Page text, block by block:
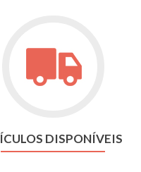
DISPONÍVEIS